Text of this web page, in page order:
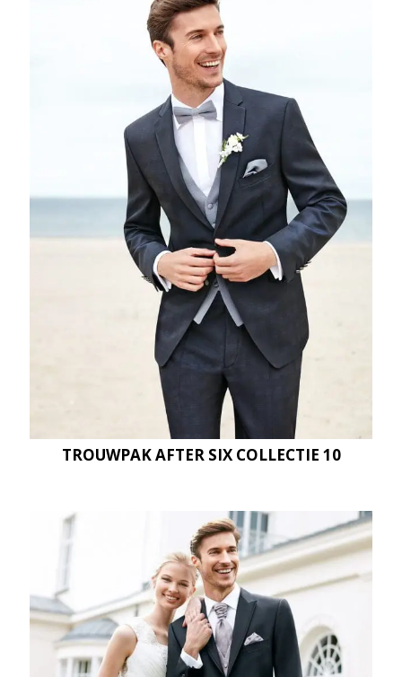
TROUWPAK AFTER SIX COLLECTIE 10